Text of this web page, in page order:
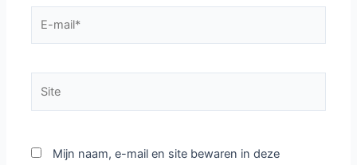
Mijn naam, e-mail en site bewaren in deze